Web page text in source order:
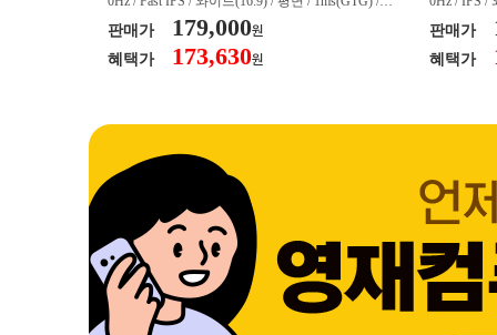
50nit / 1,000:1 / 헤드폰 아웃 / LED 조명 / 틸트(상
하) / 6kg / [색상영역] / sRGB:128% / Adobe RGB:8
5% / DCI-P3:91% / NTSC:90% / [게임특화] / 조준
판매가 179,000원
혜택가 173,630원
50nit /
하) / 4.9kg
80% / DCI-
판매가
혜택가